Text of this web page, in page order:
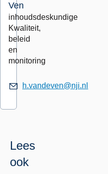
Ven
inhoudsdeskundige
Kwaliteit,
beleid
en
monitoring
h.vandeven@nji.nl
Lees
ook